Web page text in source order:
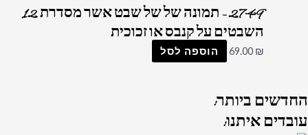
2749 – תמונה של של שבט אשר מסדרת 12
השבטים על קנבס או זכוכית
69.00 ₪ הוספה לסל
החדשיםביותר:
עובדיםאיתנו: